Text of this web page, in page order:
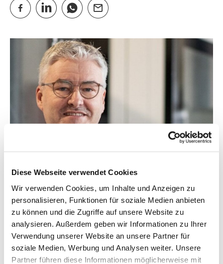
Diese Webseite verwendet Cookies
Wir verwenden Cookies, um Inhalte und Anzeigen zu
personalisieren, Funktionen für soziale Medien anbieten
zu können und die Zugriffe auf unsere Website zu
analysieren. Außerdem geben wir Informationen zu Ihrer
Verwendung unserer Website an unsere Partner für
soziale Medien, Werbung und Analysen weiter. Unsere
Partner führen diese Informationen möglicherweise mit
ABOUT THE AUTHOR
Dirk Hablick
Dipl. -Ing. (FH)